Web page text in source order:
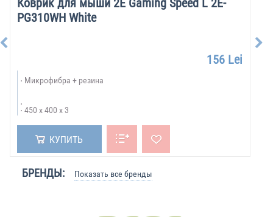
Коврик для мыши 2E Gaming Speed L 2E-
PG310WH White
156 Lei
Микрофибра + резина
450 x 400 x 3
КУПИТЬ
БРЕНДЫ: Показать все бренды